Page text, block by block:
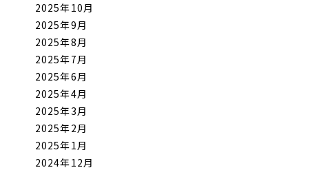
2025年10月
2025年9月
2025年8月
2025年7月
2025年6月
2025年4月
2025年3月
2025年2月
2025年1月
2024年12月